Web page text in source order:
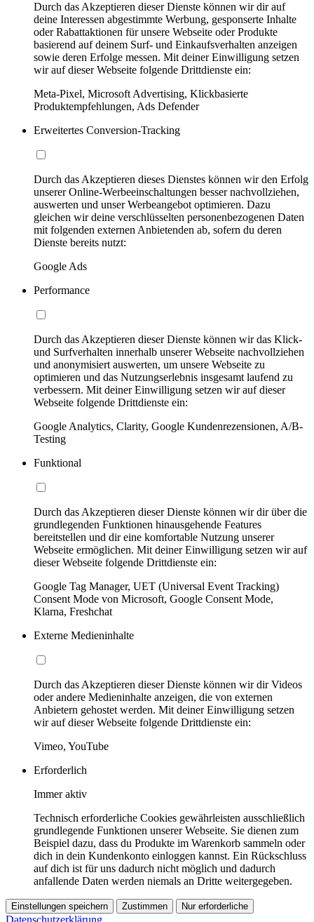
Durch das Akzeptieren dieser Dienste können wir dir auf
deine Interessen abgestimmte Werbung, gesponserte Inhalte
oder Rabattaktionen für unsere Webseite oder Produkte
basierend auf deinem Surf- und Einkaufsverhalten anzeigen
sowie deren Erfolge messen. Mit deiner Einwilligung setzen
wir auf dieser Webseite folgende Drittdienste ein:
Meta-Pixel, Microsoft Advertising, Klickbasierte
Produktempfehlungen, Ads Defender
Erweitertes Conversion-Tracking
Durch das Akzeptieren dieses Dienstes können wir den Erfolg
unserer Online-Werbeeinschaltungen besser nachvollziehen,
auswerten und unser Werbeangebot optimieren. Dazu
gleichen wir deine verschlüsselten personenbezogenen Daten
mit folgenden externen Anbietenden ab, sofern du deren
Dienste bereits nutzt:
Google Ads
Performance
Durch das Akzeptieren dieser Dienste können wir das Klick-
und Surfverhalten innerhalb unserer Webseite nachvollziehen
und anonymisiert auswerten, um unsere Webseite zu
optimieren und das Nutzungserlebnis insgesamt laufend zu
verbessern. Mit deiner Einwilligung setzen wir auf dieser
Webseite folgende Drittdienste ein:
Google Analytics, Clarity, Google Kundenrezensionen, A/B-
Testing
Funktional
Durch das Akzeptieren dieser Dienste können wir dir über die
grundlegenden Funktionen hinausgehende Features
bereitstellen und dir eine komfortable Nutzung unserer
Webseite ermöglichen. Mit deiner Einwilligung setzen wir auf
dieser Webseite folgende Drittdienste ein:
Google Tag Manager, UET (Universal Event Tracking)
Consent Mode von Microsoft, Google Consent Mode,
Klarna, Freshchat
Externe Medieninhalte
Durch das Akzeptieren dieser Dienste können wir dir Videos
oder andere Medieninhalte anzeigen, die von externen
Anbietern gehostet werden. Mit deiner Einwilligung setzen
wir auf dieser Webseite folgende Drittdienste ein:
Vimeo, YouTube
Erforderlich
Immer aktiv
Technisch erforderliche Cookies gewährleisten ausschließlich
grundlegende Funktionen unserer Webseite. Sie dienen zum
Beispiel dazu, dass du Produkte im Warenkorb sammeln oder
dich in dein Kundenkonto einloggen kannst. Ein Rückschluss
auf dich ist für uns dadurch nicht möglich und dadurch
anfallende Daten werden niemals an Dritte weitergegeben.
Einstellungen speichern Zustimmen Nur erforderliche